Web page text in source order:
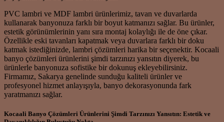
PVC lambri ve MDF lambri ürünlerimiz, tavan ve duvarlarda
kullanarak banyonuza farklı bir boyut katmanızı sağlar. Bu ürünler,
estetik görünümlerinin yanı sıra montaj kolaylığı ile de öne çıkar.
Özellikle eski tavanları kapatmak veya duvarlara farklı bir doku
katmak istediğinizde, lambri çözümleri harika bir seçenektir. Kocaali
banyo çözümleri ürünlerini şimdi tarzınızı yansıtın diyerek, bu
ürünlerle banyonuza sofistike bir dokunuş ekleyebilirsiniz.
Firmamız, Sakarya genelinde sunduğu kaliteli ürünler ve
profesyonel hizmet anlayışıyla, banyo dekorasyonunda fark
yaratmanızı sağlar.
Kocaali Banyo Çözümleri Ürünlerini Şimdi Tarzınızı Yansıtın: Estetik ve